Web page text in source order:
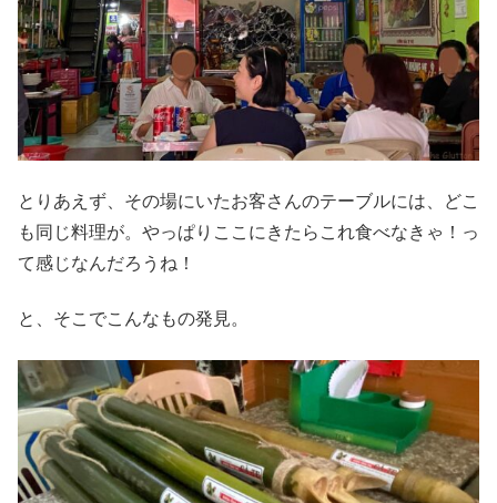
とりあえず、その場にいたお客さんのテーブルには、どこ
も同じ料理が。やっぱりここにきたらこれ食べなきゃ！っ
て感じなんだろうね！
と、そこでこんなもの発見。